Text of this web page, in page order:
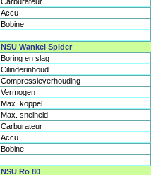
Accu
Bobine
NSU Wankel Spider
Boring en slag
Cilinderinhoud
Compressieverhouding
Vermogen
Max. koppel
Max. snelheid
Carburateur
Accu
Bobine
NSU Ro 80